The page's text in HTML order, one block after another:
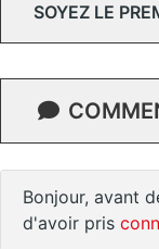
SOYEZ LE
Bonjour, avant
d'avoir pris